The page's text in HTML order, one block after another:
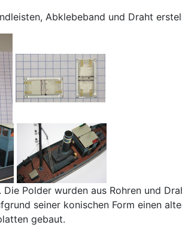
Abklebeband und Draht
Polder wurden aus Rohren und
seiner konischen Form einen
gebaut.